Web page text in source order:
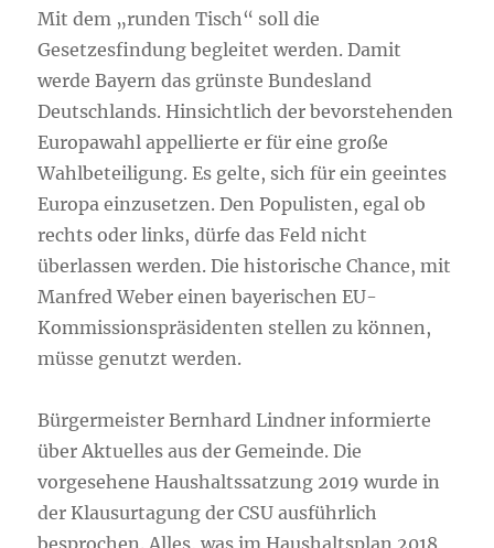
Mit dem „runden Tisch“ soll die
Gesetzesfindung begleitet werden. Damit
werde Bayern das grünste Bundesland
Deutschlands. Hinsichtlich der bevorstehenden
Europawahl appellierte er für eine große
Wahlbeteiligung. Es gelte, sich für ein geeintes
Europa einzusetzen. Den Populisten, egal ob
rechts oder links, dürfe das Feld nicht
überlassen werden. Die historische Chance, mit
Manfred Weber einen bayerischen EU-
Kommissionspräsidenten stellen zu können,
müsse genutzt werden.
Bürgermeister Bernhard Lindner informierte
über Aktuelles aus der Gemeinde. Die
vorgesehene Haushaltssatzung 2019 wurde in
der Klausurtagung der CSU ausführlich
besprochen. Alles, was im Haushaltsplan 2018